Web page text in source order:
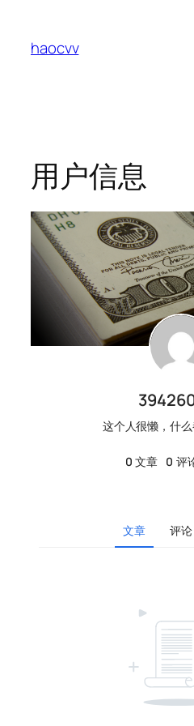
haocvv
用户信息
这个人很懒，什
0 文章 0 评
文章 评论